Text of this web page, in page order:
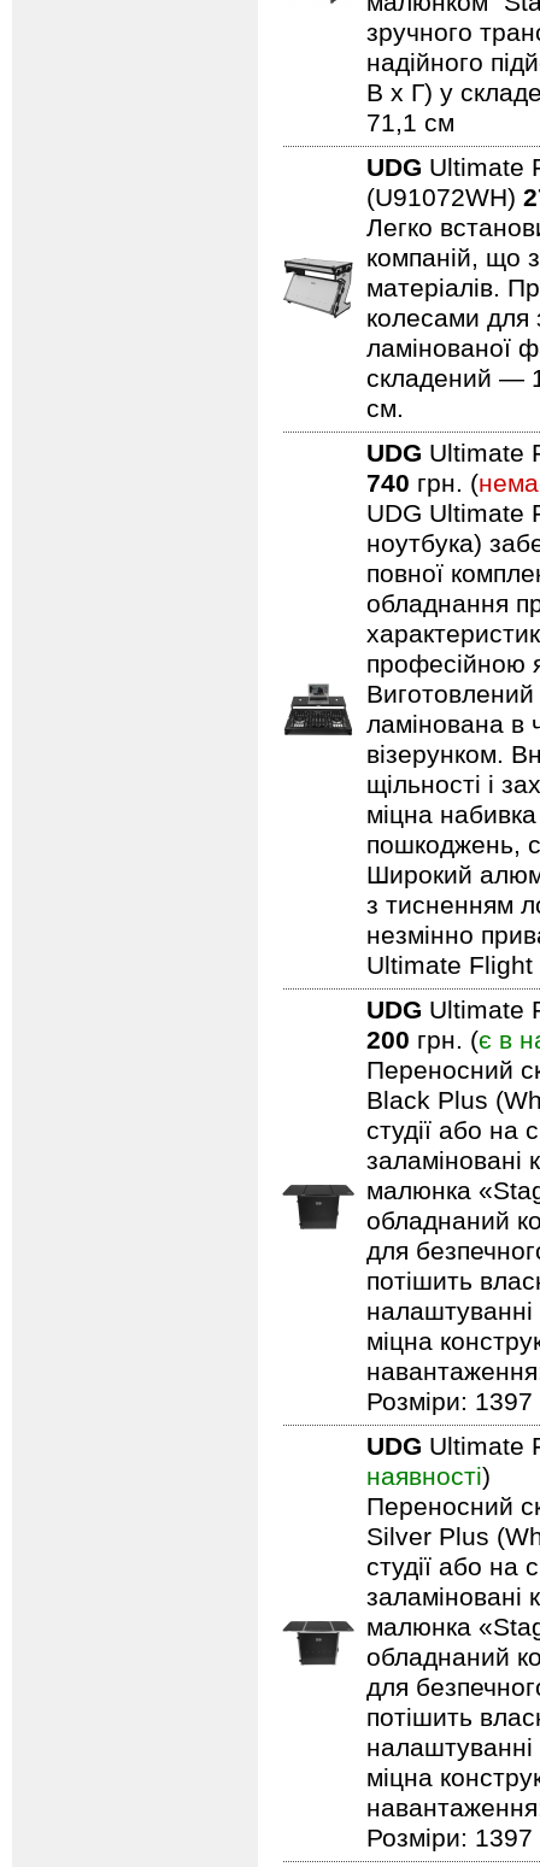
зручного
надійного
В x Г) у
71,1 см
UDG Ultimate
(U91072WH)
Легко
компаній, що
матеріалів.
колесами для
ламінованої
складений —
см.
UDG Ultimate
740 грн. (
UDG Ultimate
ноутбука)
повної
обладнання
професійною
ламінована в
візерунком.
щільності і
міцна
пошкоджень,
Широкий
з тисненням
незмінно
Ultimate
UDG Ultimate
200 грн. (є в
Переносний
Black Plus
студії або на
заламіновані
малюнка
обладнаний
для
потішить
міцна
Розміри:
UDG Ultimate
наявності)
Переносний
Silver Plus
студії або на
заламіновані
малюнка
обладнаний
для
потішить
міцна
Розміри: